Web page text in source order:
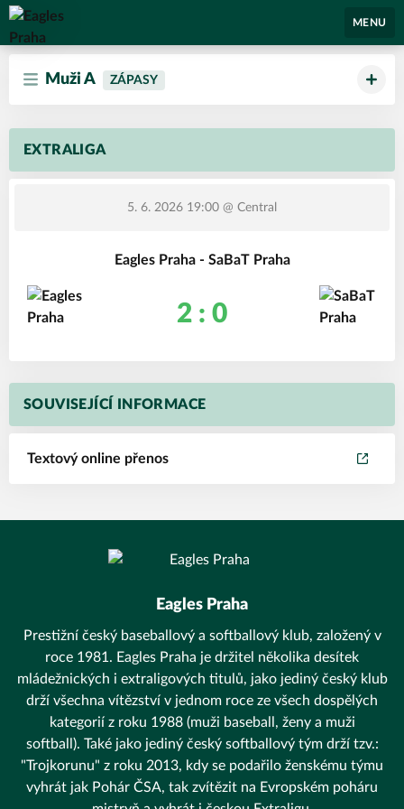
Eagles Praha
MENU
Muži A ZÁPASY
EXTRALIGA
5. 6. 2026 19:00 @ Central
Eagles Praha - SaBaT Praha
2 : 0
SOUVISEJÍCÍ INFORMACE
Textový online přenos
Eagles Praha
Prestižní český baseballový a softballový klub, založený v
roce 1981. Eagles Praha je držitel několika desítek
mládežnických i extraligových titulů, jako jediný český klub
drží všechna vítězství v jednom roce ze všech dospělých
kategorií z roku 1988 (muži baseball, ženy a muži
softball). Také jako jediný český softballový tým drží tzv.:
"Trojkorunu" z roku 2013, kdy se podařilo ženskému týmu
vyhrát jak Pohár ČSA, tak zvítězit na Evropském poháru